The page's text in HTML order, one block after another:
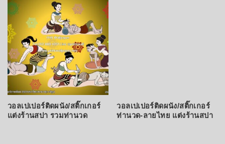
วอลเปเปอร์ติดผนัง/สติ๊กเกอร์
แต่งร้านสปา รวมท่านวด
วอลเปเปอร์ติดผนัง/สติ๊กเกอร์
ท่านวด-ลายไทย แต่งร้านสปา